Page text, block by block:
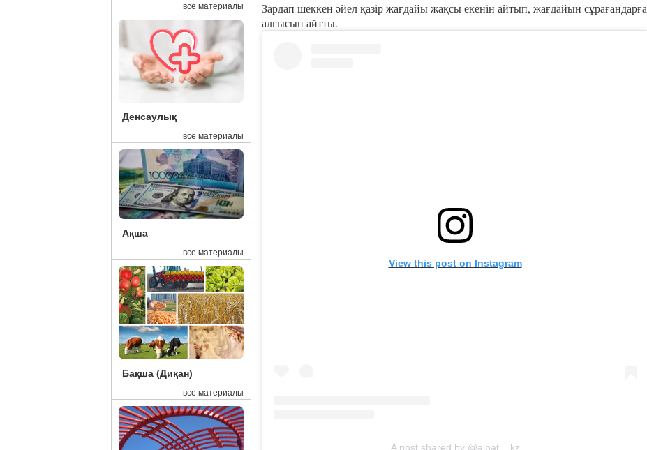
все материалы
Денсаулық
все материалы
Ақша
все материалы
Бақша (Диқан)
все материалы
Зардап шеккен әйел қазір жағдайы жақсы екенін айтып, жағдайын сұрағандарға
алғысын айтты.
View this post on Instagram
A post shared by @aibat__kz